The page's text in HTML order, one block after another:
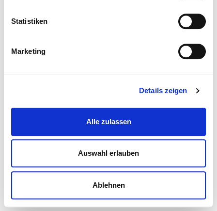
Statistiken
Marketing
Details zeigen
Alle zulassen
Auswahl erlauben
Ablehnen